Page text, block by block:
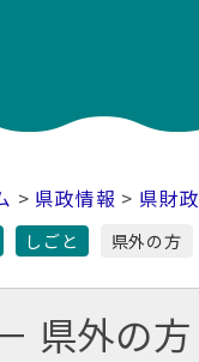
> 県政情報 > 県財政
しごと 県外の方
県外の方